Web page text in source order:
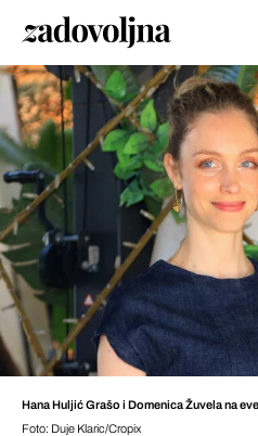
Hana Huljić Grašo i Domenica Žuvela na
Foto: Duje Klaric/Cropix